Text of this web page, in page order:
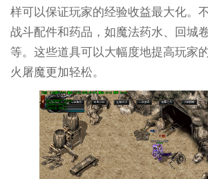
样可以保证玩家的经验收益最大化。
战斗配件和药品，如魔法药水、回城
等。这些道具可以大幅度地提高玩家
火屠魔更加轻松。